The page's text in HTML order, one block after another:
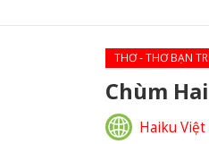
THƠ - THƠ BẠN
Chùm
Haiku Việt